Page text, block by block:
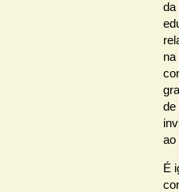
da
na
de
ao
É